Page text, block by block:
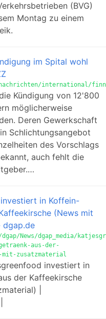
(BVG)
Montag zu einem
im Spital wohl
international/
Kündigung von 12'800
möglicherweise
Deren Gewerkschaft
Schlichtungsangebot
des Vorschlags
auch fehlt die
in Koffein-
(News mit
dgap.de
News/dgap_media/
aus-der-
mit-zusatzmaterial
investiert in
der Kaffeekirsche
|